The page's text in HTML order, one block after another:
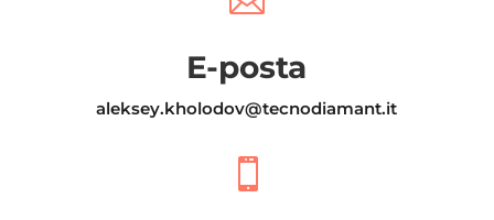
E-posta
aleksey.kholodov@tecnodiamant.it
